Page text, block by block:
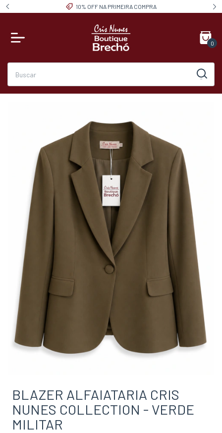
10% OFF NA PRIMEIRA COMPRA
0
BLAZER ALFAIATARIA CRIS
NUNES COLLECTION - VERDE
MILITAR